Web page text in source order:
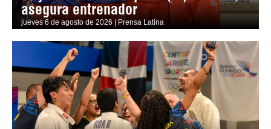
asegura entrenador
jueves 6 de agosto de 2026 | Prensa Latina